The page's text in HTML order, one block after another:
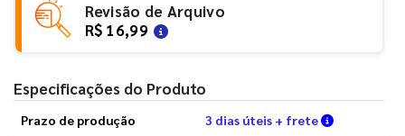
Revisão de Arquivo
R$ 16,99
Especificações do Produto
Prazo de produção 3 dias úteis + frete Verifique